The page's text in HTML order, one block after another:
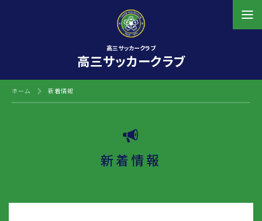
高三サッカークラブ
高三サッカークラブ
ホーム 新着情報
新着情報